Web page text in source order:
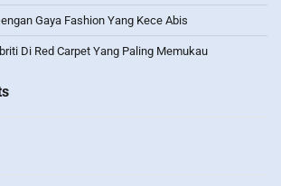
Gaya Fashion Yang Kece Abis
Di Red Carpet Yang Paling Memukau